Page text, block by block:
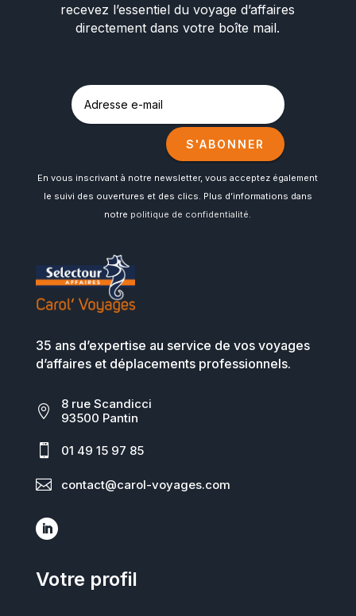
recevez l’essentiel du voyage d’affaires
directement dans votre boîte mail.
S'ABONNER
En vous inscrivant à notre newsletter, vous acceptez également
le suivi des ouvertures et des clics. Plus d’informations dans
notre politique de confidentialité.
35 ans d’expertise au service de vos voyages
d’affaires et déplacements professionnels.

8 rue Scandicci
93500 Pantin
 01 49 15 97 85
 contact@carol-voyages.com
Votre profil